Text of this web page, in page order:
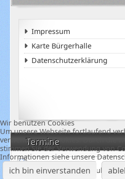
Termine
Juli 2026
Impressum
Karte Bürgerhalle
Datenschutzerklärung
Wir benutzen Cookies
Um unsere Webseite fortlaufend
verwenden wir Cookies. Durch die
stimmen Sie der Verwendung von
Informationen siehe unsere
ich bin einverstanden